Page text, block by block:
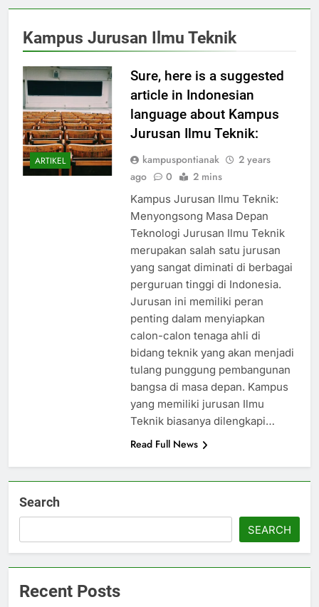
Kampus Jurusan Ilmu Teknik
ARTIKEL
Sure, here is a suggested
article in Indonesian
language about Kampus
Jurusan Ilmu Teknik:
kampuspontianak
2 years
ago
0 2 mins
Kampus Jurusan Ilmu Teknik:
Menyongsong Masa Depan
Teknologi Jurusan Ilmu Teknik
merupakan salah satu jurusan
yang sangat diminati di berbagai
perguruan tinggi di Indonesia.
Jurusan ini memiliki peran
penting dalam menyiapkan
calon-calon tenaga ahli di
bidang teknik yang akan menjadi
tulang punggung pembangunan
bangsa di masa depan. Kampus
yang memiliki jurusan Ilmu
Teknik biasanya dilengkapi…
Read Full News
Search
SEARCH
Recent Posts